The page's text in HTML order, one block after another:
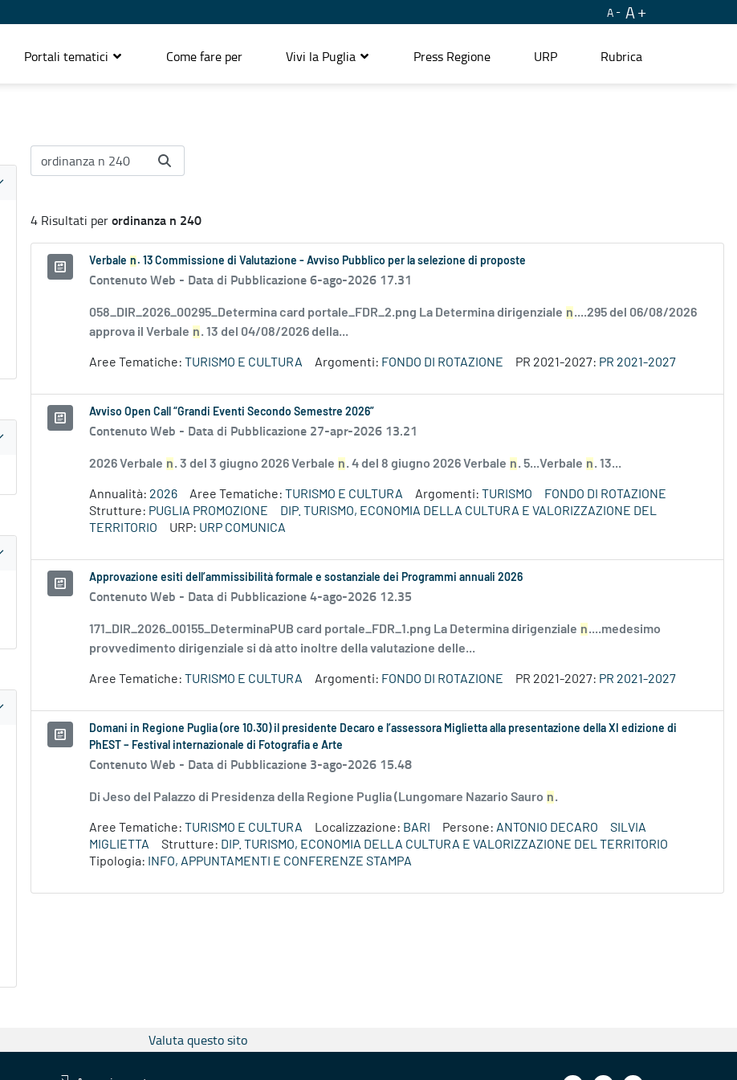
A A
Portali tematici Come fare per Vivi la Puglia Press Regione URP Rubrica
4 Risultati perordinanza n 240
Verbale n . 13 Commissione di Valutazione - Avviso Pubblico per la selezione di proposte
Contenuto Web - Data di Pubblicazione 6-ago-2026 17.31
058_DIR_2026_00295_Determina card portale_FDR_2.png La Determina dirigenziale n....295 del 06/08/2026
approva il Verbale n. 13 del 04/08/2026 della...
Aree Tematiche: TURISMO E CULTURA Argomenti: FONDO DI ROTAZIONE PR 2021-2027: PR 2021-2027
Avviso Open Call “Grandi Eventi Secondo Semestre 2026”
Contenuto Web - Data di Pubblicazione 27-apr-2026 13.21
2026 Verbale n. 3 del 3 giugno 2026 Verbale n. 4 del 8 giugno 2026 Verbale n. 5...Verbale n. 13...
Annualità: 2026 Aree Tematiche: TURISMO E CULTURA Argomenti: TURISMO
FONDO DI ROTAZIONE
Strutture: PUGLIA PROMOZIONE
DIP. TURISMO, ECONOMIA DELLA CULTURA E VALORIZZAZIONE DEL
TERRITORIO
URP: URP COMUNICA
Approvazione esiti dell’ammissibilità formale e sostanziale dei Programmi annuali 2026
Contenuto Web - Data di Pubblicazione 4-ago-2026 12.35
171_DIR_2026_00155_DeterminaPUB card portale_FDR_1.png La Determina dirigenziale n....medesimo
provvedimento dirigenziale si dà atto inoltre della valutazione delle...
Aree Tematiche: TURISMO E CULTURA Argomenti: FONDO DI ROTAZIONE PR 2021-2027: PR 2021-2027
Domani in Regione Puglia (ore 10.30) il presidente Decaro e l’assessora Miglietta alla presentazione della XI edizione di
PhEST – Festival internazionale di Fotografia e Arte
Contenuto Web - Data di Pubblicazione 3-ago-2026 15.48
Di Jeso del Palazzo di Presidenza della Regione Puglia (Lungomare Nazario Sauro n.
Aree Tematiche: TURISMO E CULTURA Localizzazione: BARI Persone: ANTONIO DECARO
SILVIA
MIGLIETTA
Strutture: DIP. TURISMO, ECONOMIA DELLA CULTURA E VALORIZZAZIONE DEL TERRITORIO
Tipologia:
INFO, APPUNTAMENTI E CONFERENZE STAMPA
Valuta questo sito